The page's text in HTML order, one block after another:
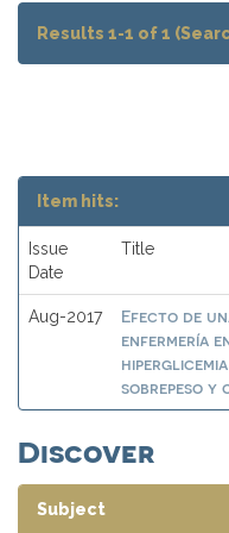
Results 1-1 of 1
Item hits:
Issue
Date
Title
Aug-2017
Efecto de
enfermería
sobrepeso y
Discover
Subject